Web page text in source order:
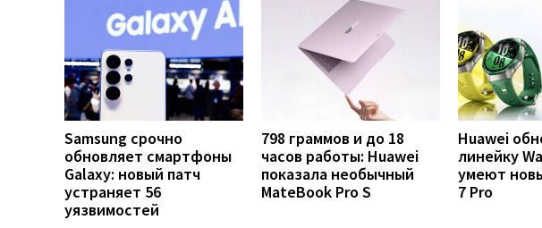
Samsung срочно
обновляет смартфоны
Galaxy: новый патч
устраняет 56
уязвимостей
798 граммов и до 18
часов работы: Huawei
показала необычный
MateBook Pro S
Huawei
линейку
умеют
7 Pro